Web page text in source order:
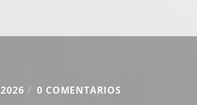
/ 0 COMENTARIOS